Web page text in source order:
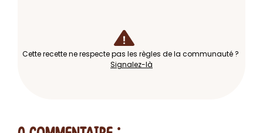
Cette recette ne respecte pas les règles de la communauté ?
Signalez-là